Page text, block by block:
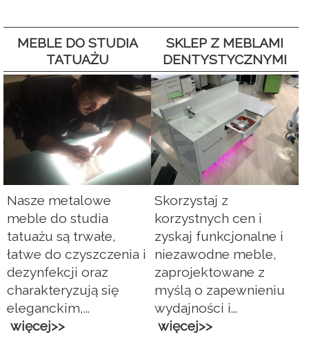
MEBLE DO STUDIA
TATUAŻU
Nasze metalowe
meble do studia
tatuażu są trwałe,
łatwe do czyszczenia i
dezynfekcji oraz
charakteryzują się
eleganckim,...
więcej>>
SKLEP Z MEBLAMI
DENTYSTYCZNYMI
Skorzystaj z
korzystnych cen i
zyskaj funkcjonalne i
niezawodne meble,
zaprojektowane z
myślą o zapewnieniu
wydajności i...
więcej>>